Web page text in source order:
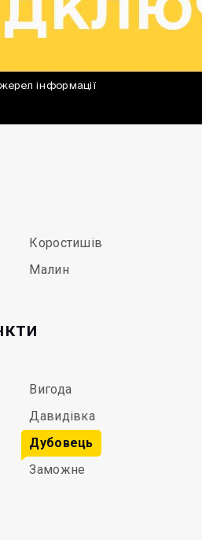
Коростишів
Малин
Вигода
Давидівка
Дубовець
Заможне